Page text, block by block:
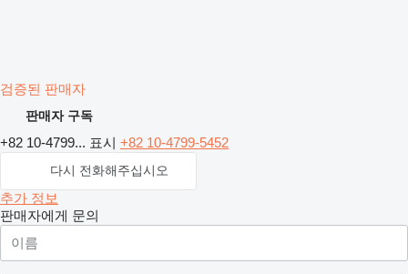
검증된 판매자
판매자 구독
+82 10-4799... 표시 +82 10-4799-5452
다시 전화해주십시오
추가 정보
판매자에게 문의